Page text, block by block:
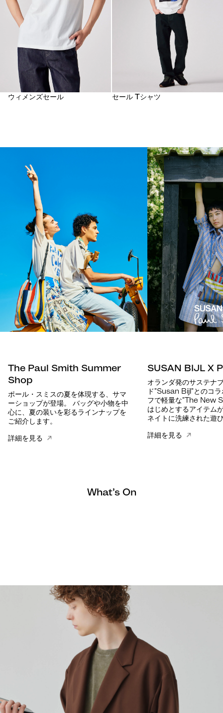
ウィメンズセール セール Tシャツ
The Paul Smith Summer
Shop
ポール・スミスの夏を体現する、サマ
ーショップが登場。 バッグや小物を中
心に、夏の装いを彩るラインナップを
ご紹介します。
詳細を見る
SUSAN BIJL X
オランダ発のサステナ
ド"Susan Bijl"とのコ
フで軽量な"The New
はじめとするアイテム
ネイトに洗練された遊
詳細を見る
What’s On